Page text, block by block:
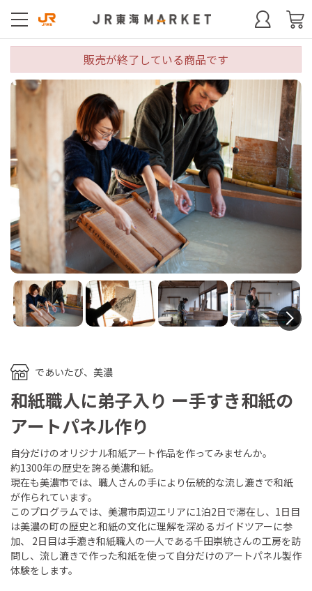
であいたび、美濃
和紙職人に弟子入り ー手すき和紙の
アートパネル作り
自分だけのオリジナル和紙アート作品を作ってみませんか。
約1300年の歴史を誇る美濃和紙。
現在も美濃市では、職人さんの手により伝統的な流し漉きで和紙
が作られています。
このプログラムでは、美濃市周辺エリアに1泊2日で滞在し、1日目
は美濃の町の歴史と和紙の文化に理解を深めるガイドツアーに参
加、 2日目は手漉き和紙職人の一人である千田崇統さんの工房を訪
問し、流し漉きで作った和紙を使って自分だけのアートパネル製作
体験をします。
販売が終了している商品です